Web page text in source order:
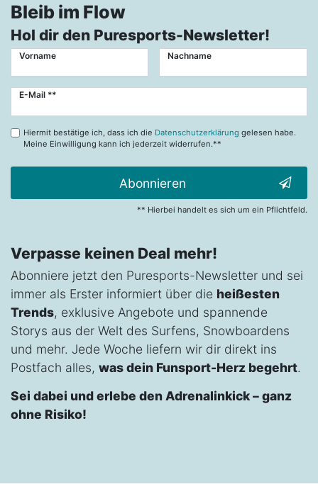
Bleib im Flow
Hol dir den Puresports-Newsletter!
Vorname Nachname
E-Mail **
Newsletter
Hiermit bestätige ich, dass ich die Datenschutzerklärung gelesen habe.
Meine Einwilligung kann ich jederzeit widerrufen.**
Abonnieren
** Hierbei handelt es sich um ein Pflichtfeld.
Verpasse keinen Deal mehr!
Abonniere jetzt den Puresports-Newsletter und sei
immer als Erster informiert über die heißesten
Trends, exklusive Angebote und spannende
Storys aus der Welt des Surfens, Snowboardens
und mehr. Jede Woche liefern wir dir direkt ins
Postfach alles, was dein Funsport-Herz begehrt.
Sei dabei und erlebe den Adrenalinkick – ganz
ohne Risiko!